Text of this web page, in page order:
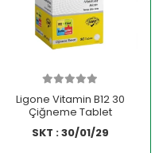
Ligone Vitamin B12 30
Çiğneme Tablet
SKT : 30/01/29